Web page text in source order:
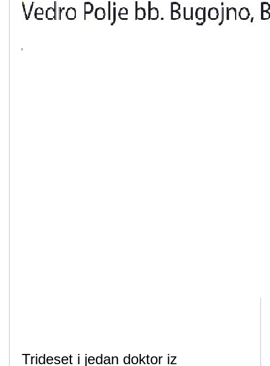
Trideset i jedan doktor iz